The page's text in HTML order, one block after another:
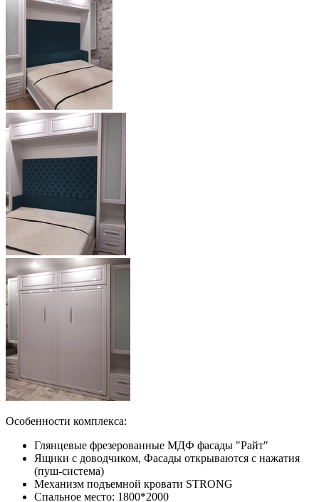
Особенности комплекса:
Глянцевые фрезерованные МДФ фасады "Райт"
Ящики с доводчиком, Фасады открываются с нажатия
(пуш-система)
Механизм подъемной кровати STRONG
Спальное место: 1800*2000